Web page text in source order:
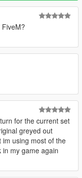
for the current set
greyed out
im using most of the
my game again